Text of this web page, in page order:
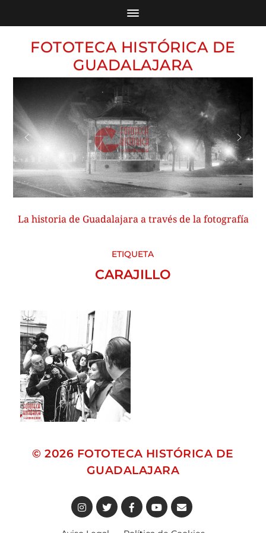
FOTOTECA HISTÓRICA DE
GUADALAJARA
La historia de Guadalajara a través de la fotografía
ETIQUETA
CARAJILLO
© 2026 FOTOTECA HISTÓRICA DE
GUADALAJARA